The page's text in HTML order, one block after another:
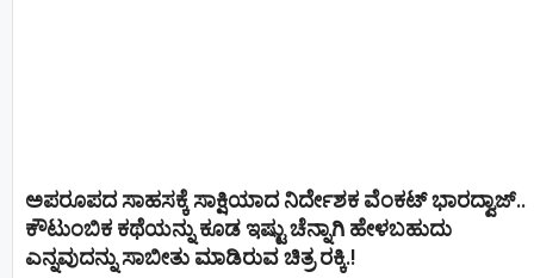
ಅಪರೂಪದ ಸಾಹಸಕ್ಕೆ ಸಾಕ್ಷಿಯಾದ ನಿರ್ದೇಶಕ ವೆಂಕಟ್ ಭಾರದ್ವಾಜ್..
ಕೌಟುಂಬಿಕ ಕಥೆಯನ್ನು ಕೂಡ ಇಷ್ಟು ಚೆನ್ನಾಗಿ ಹೇಳಬಹುದು
ಎನ್ನವುದನ್ನು ಸಾಬೀತು ಮಾಡಿರುವ ಚಿತ್ರ ರಕ್ಕಿ.!